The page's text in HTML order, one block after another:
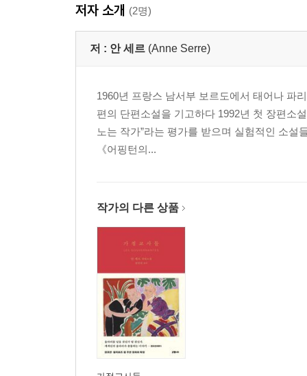
저자 소개 (2명)
저 : 안 세르 (Anne Serre)
1960년 프랑스 남서부 보르도에서 태어나 파
편의 단편소설을 기고하다 1992년 첫 장편소
노는 작가”라는 평가를 받으며 실험적인 소
《어핑턴의...
작가의 다른 상품